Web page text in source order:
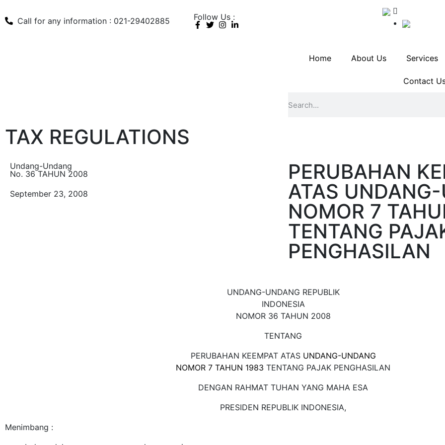
Call for any information : 021-29402885 Follow Us :
Home About Us Services
Contact
TAX REGULATIONS
Undang-Undang
No. 36 TAHUN 2008
September 23, 2008
PERUBAHAN
ATAS
NOMOR 7
TENTANG
PENGHASILAN
UNDANG-UNDANG REPUBLIK
INDONESIA
NOMOR 36 TAHUN 2008
TENTANG
PERUBAHAN KEEMPAT ATAS UNDANG-UNDANG
NOMOR 7 TAHUN 1983 TENTANG PAJAK PENGHASILAN
DENGAN RAHMAT TUHAN YANG MAHA ESA
PRESIDEN REPUBLIK INDONESIA,
Menimbang :